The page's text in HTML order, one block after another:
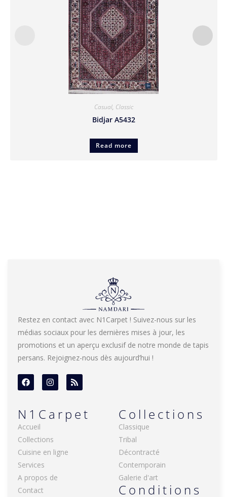
Casual, Classic
Bidjar A5432
Read more
N1Carpet
Accueil
Collections
Cuisine en ligne
Services
A propos de
Contact
Collections
Classique
Tribal
Décontracté
Contemporain
Galerie d'art
Conditions
Restez en contact avec N1Carpet ! Suivez-nous sur les
médias sociaux pour les dernières mises à jour, les
promotions et un aperçu exclusif de notre monde de tapis
persans. Rejoignez-nous dès aujourd’hui !